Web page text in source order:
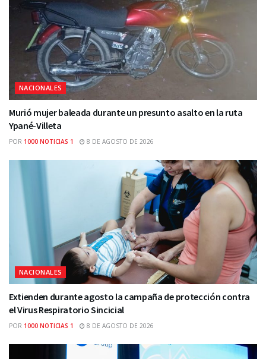
NACIONALES
Murió mujer baleada durante un presunto asalto en la ruta
Ypané-Villeta
POR 1000 NOTICIAS 1 8 DE AGOSTO DE 2026
NACIONALES
Extienden durante agosto la campaña de protección contra
el Virus Respiratorio Sincicial
POR 1000 NOTICIAS 1 8 DE AGOSTO DE 2026